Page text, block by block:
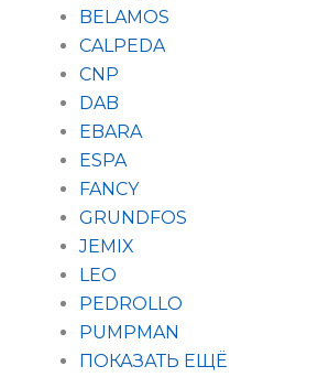
BELAMOS
CALPEDA
CNP
DAB
EBARA
ESPA
FANCY
GRUNDFOS
JEMIX
LEO
PEDROLLO
PUMPMAN
ПОКАЗАТЬ ЕЩЁ